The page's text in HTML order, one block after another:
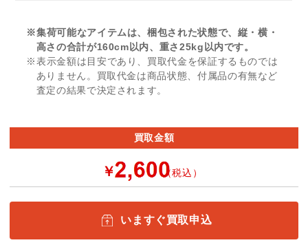
※集荷可能なアイテムは、梱包された状態で、縦・横・
高さの合計が160cm以内、重さ25kg以内です。
※表示金額は目安であり、買取代金を保証するものでは
ありません。買取代金は商品状態、付属品の有無など
査定の結果で決定されます。
買取金額
￥ （税込）
いますぐ買取申込